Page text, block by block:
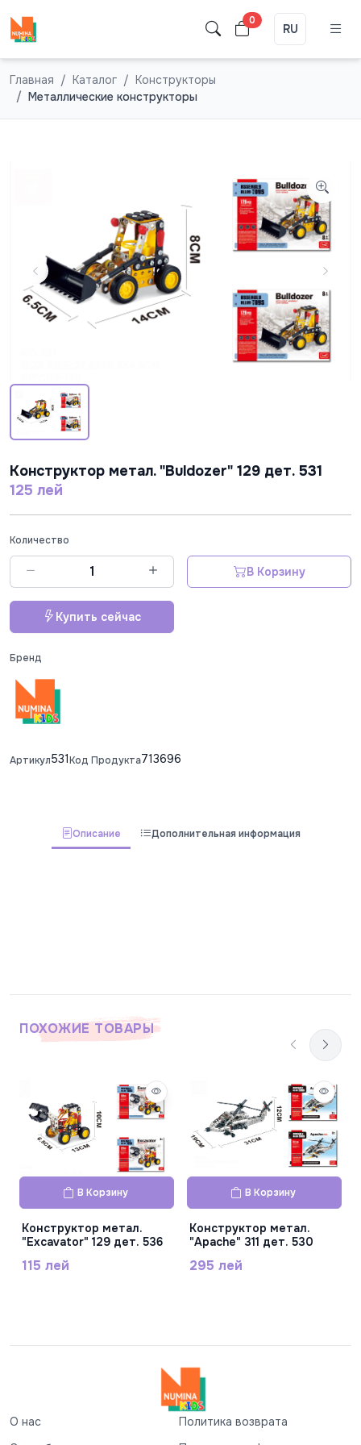
0
RU
Главная Каталог
Конструкторы
Металлические конструкторы
Конструктор метал. "Buldozer" 129 дет. 531
125 лей
Количество
В Корзину
Купить сейчас
Бренд
Артикул531Код Продукта713696
Описание Дополнительная информация
ПОХОЖИЕ ТОВАРЫ
В Корзину
Конструктор метал.
"Excavator" 129 дет. 536
115 лей
В Корзину
Конструктор метал.
"Apache" 311 дет. 530
295 лей
О нас
Политика возврата